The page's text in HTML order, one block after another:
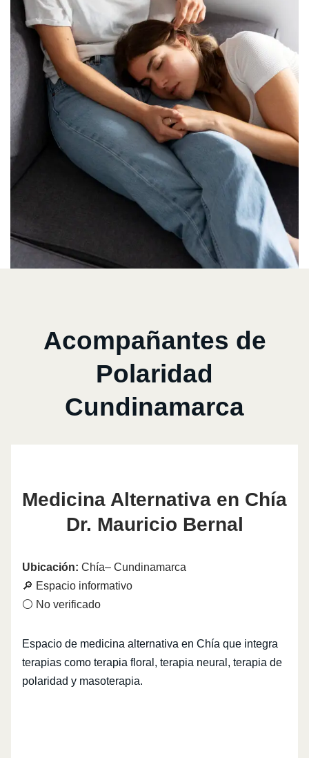
Acompañantes de
Polaridad
Cundinamarca
Medicina Alternativa en Chía
Dr. Mauricio Bernal
Ubicación: Chía– Cundinamarca
🔎 Espacio informativo
⚪ No verificado
Espacio de medicina alternativa en Chía que integra
terapias como terapia floral, terapia neural, terapia de
polaridad y masoterapia.